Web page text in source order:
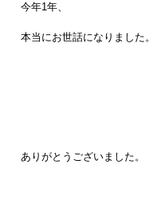
今年1年、
本当にお世話になりました。
ありがとうございました。